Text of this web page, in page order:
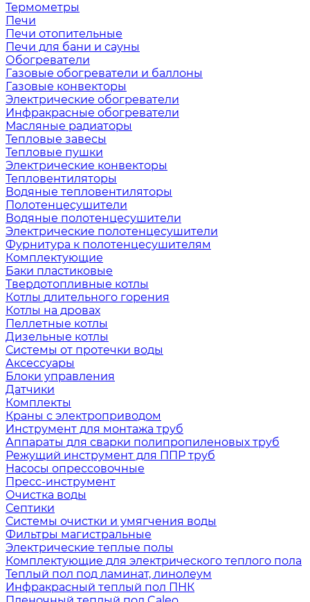
Термометры
Печи
Печи отопительные
Печи для бани и сауны
Обогреватели
Газовые обогреватели и баллоны
Газовые конвекторы
Электрические обогреватели
Инфракрасные обогреватели
Масляные радиаторы
Тепловые завесы
Тепловые пушки
Электрические конвекторы
Тепловентиляторы
Водяные тепловентиляторы
Полотенцесушители
Водяные полотенцесушители
Электрические полотенцесушители
Фурнитура к полотенцесушителям
Комплектующие
Баки пластиковые
Твердотопливные котлы
Котлы длительного горения
Котлы на дровах
Пеллетные котлы
Дизельные котлы
Системы от протечки воды
Аксессуары
Блоки управления
Датчики
Комплекты
Краны с электроприводом
Инструмент для монтажа труб
Аппараты для сварки полипропиленовых труб
Режущий инструмент для ППР труб
Насосы опрессовочные
Пресс-инструмент
Очистка воды
Септики
Системы очистки и умягчения воды
Фильтры магистральные
Электрические теплые полы
Комплектующие для электрического теплого пола
Теплый пол под ламинат, линолеум
Инфракрасный теплый пол ПНК